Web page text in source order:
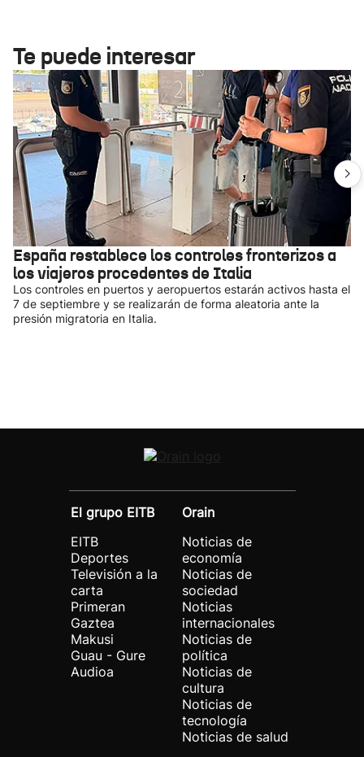
Te puede interesar
España restablece los controles fronterizos a
los viajeros procedentes de Italia
Los controles en puertos y aeropuertos estarán activos hasta el
7 de septiembre y se realizarán de forma aleatoria ante la
presión migratoria en Italia.
El grupo EITB
EITB
Deportes
Televisión a la
carta
Primeran
Gaztea
Makusi
Guau - Gure
Audioa
Orain
Noticias de
economía
Noticias de
sociedad
Noticias
internacionales
Noticias de
política
Noticias de
cultura
Noticias de
tecnología
Noticias de salud